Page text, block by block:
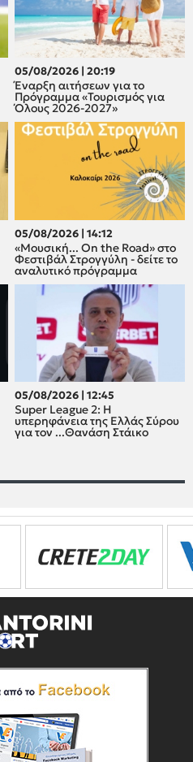
05/08/2026 | 20:19
Έναρξη αιτήσεων για το
Πρόγραμμα «Τουρισμός για
Όλους 2026-2027»
05/08/2026 | 14:12
«Μουσική... On the Road» στο
Φεστιβάλ Στρογγύλη - δείτε το
αναλυτικό πρόγραμμα
05/08/2026 | 12:45
Super League 2: H
υπερηφάνεια της Ελλάς Σύρου
για τον ...Θανάση Στάικο